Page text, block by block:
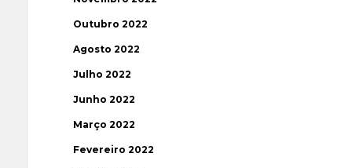
Outubro 2022
Agosto 2022
Julho 2022
Junho 2022
Março 2022
Fevereiro 2022